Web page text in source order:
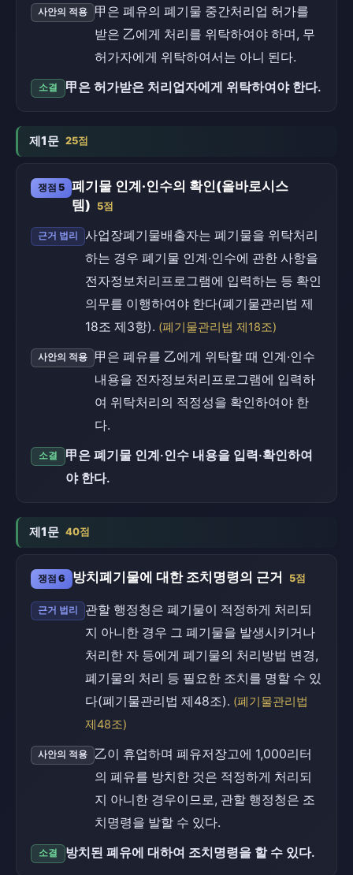
사안의 적용
甲은 폐유의 폐기물 중간처리업 허가를
받은 乙에게 처리를 위탁하여야 하며, 무
허가자에게 위탁하여서는 아니 된다.
소결 甲은 허가받은 처리업자에게 위탁하여야 한다.
제1문 25점
쟁점 5 폐기물 인계·인수의 확인(올바로시스
템) 5점
근거 법리
사업장폐기물배출자는 폐기물을 위탁처리
하는 경우 폐기물 인계·인수에 관한 사항을
전자정보처리프로그램에 입력하는 등 확인
의무를 이행하여야 한다(폐기물관리법 제
18조 제3항). (폐기물관리법 제18조)
사안의 적용
甲은 폐유를 乙에게 위탁할 때 인계·인수
내용을 전자정보처리프로그램에 입력하
여 위탁처리의 적정성을 확인하여야 한
다.
소결
甲은 폐기물 인계·인수 내용을 입력·확인하여
야 한다.
제1문 40점
쟁점 6 방치폐기물에 대한 조치명령의 근거 5점
근거 법리
관할 행정청은 폐기물이 적정하게 처리되
지 아니한 경우 그 폐기물을 발생시키거나
처리한 자 등에게 폐기물의 처리방법 변경,
폐기물의 처리 등 필요한 조치를 명할 수 있
다(폐기물관리법 제48조). (폐기물관리법
제48조)
사안의 적용
乙이 휴업하며 폐유저장고에 1,000리터
의 폐유를 방치한 것은 적정하게 처리되
지 아니한 경우이므로, 관할 행정청은 조
치명령을 발할 수 있다.
소결 방치된 폐유에 대하여 조치명령을 할 수 있다.